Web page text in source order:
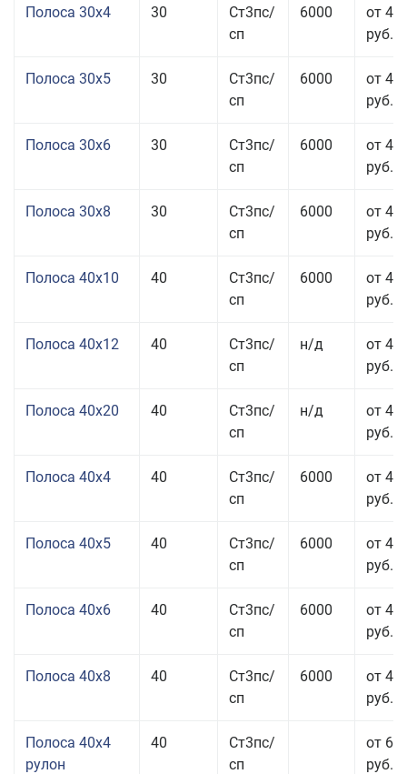
Полоса 30x4 30
Ст3пс/
сп
6000
от 43
руб.
Полоса 30x5 30
Ст3пс/
сп
6000
от 43
руб.
Полоса 30x6 30
Ст3пс/
сп
6000
от 46
руб.
Полоса 30x8 30
Ст3пс/
сп
6000
от 44
руб.
Полоса 40x10 40
Ст3пс/
сп
6000
от 45
руб.
Полоса 40x12 40
Ст3пс/
сп
н/д
от 44
руб.
Полоса 40x20 40
Ст3пс/
сп
н/д
от 47
руб.
Полоса 40x4 40
Ст3пс/
сп
6000
от 43
руб.
Полоса 40x5 40
Ст3пс/
сп
6000
от 43
руб.
Полоса 40x6 40
Ст3пс/
сп
6000
от 43
руб.
Полоса 40x8 40
Ст3пс/
сп
6000
от 43
руб.
Полоса 40x4
рулон
40
Ст3пс/
сп
от 69
руб.